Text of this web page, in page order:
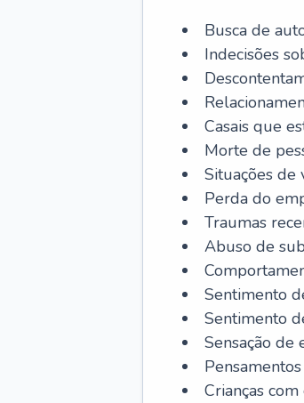
Busca de
Indecisões
Casais que
Morte de
Situações de
Perda do
Traumas
Abuso de
Sentimento
Sentimento
Sensação de
Crianças